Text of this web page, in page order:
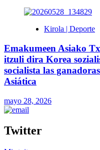
Kirola | Deporte
Emakumeen Asiako
itzuli dira Korea
socialista las
Asiática
mayo 28, 2026
Twitter